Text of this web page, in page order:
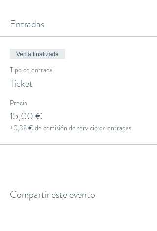
Entradas
Venta finalizada
Tipo de entrada
Ticket
Precio
15,00 €
+0,38 € de comisión de servicio de entradas
Compartir este evento